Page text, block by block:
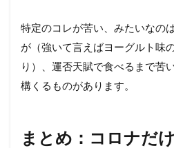
特定のコレが苦い、みたいなの
が（強いて言えばヨーグルト味
り）、運否天賦で食べるまで苦
構くるものがあります。
まとめ：コロナだ